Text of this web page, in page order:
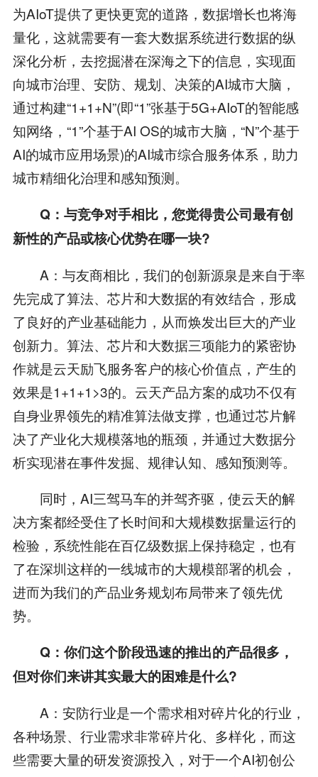
为AIoT提供了更快更宽的道路，数据增长也将海
量化，这就需要有一套大数据系统进行数据的纵
深化分析，去挖掘潜在深海之下的信息，实现面
向城市治理、安防、规划、决策的AI城市大脑，
通过构建“1+1+N”(即“1”张基于5G+AIoT的智能感
知网络，“1”个基于AI OS的城市大脑，“N”个基于
AI的城市应用场景)的AI城市综合服务体系，助力
城市精细化治理和感知预测。
Q：与竞争对手相比，您觉得贵公司最有创
新性的产品或核心优势在哪一块?
A：与友商相比，我们的创新源泉是来自于率
先完成了算法、芯片和大数据的有效结合，形成
了良好的产业基础能力，从而焕发出巨大的产业
创新力。算法、芯片和大数据三项能力的紧密协
作就是云天励飞服务客户的核心价值点，产生的
效果是1+1+1>3的。云天产品方案的成功不仅有
自身业界领先的精准算法做支撑，也通过芯片解
决了产业化大规模落地的瓶颈，并通过大数据分
析实现潜在事件发掘、规律认知、感知预测等。
同时，AI三驾马车的并驾齐驱，使云天的解
决方案都经受住了长时间和大规模数据量运行的
检验，系统性能在百亿级数据上保持稳定，也有
了在深圳这样的一线城市的大规模部署的机会，
进而为我们的产品业务规划布局带来了领先优
势。
Q：你们这个阶段迅速的推出的产品很多，
但对你们来讲其实最大的困难是什么?
A：安防行业是一个需求相对碎片化的行业，
各种场景、行业需求非常碎片化、多样化，而这
些需要大量的研发资源投入，对于一个AI初创公